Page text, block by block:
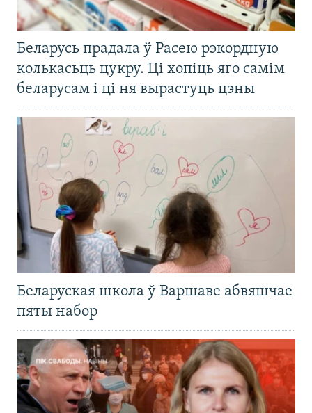
Беларусь прадала ў Расею рэкордную
колькасьць цукру. Ці хопіць яго самім
беларусам і ці ня вырастуць цэны
Беларуская школа ў Варшаве абвяшчае
пяты набор